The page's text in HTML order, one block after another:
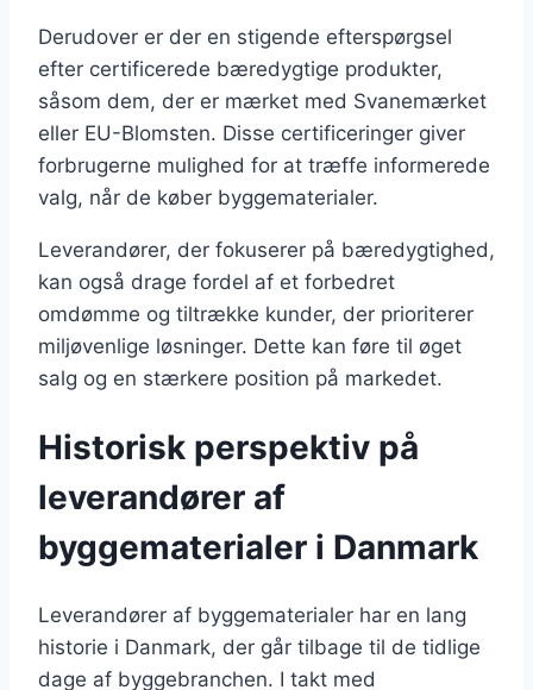
Derudover er der en stigende efterspørgsel
efter certificerede bæredygtige produkter,
såsom dem, der er mærket med Svanemærket
eller EU-Blomsten. Disse certificeringer giver
forbrugerne mulighed for at træffe informerede
valg, når de køber byggematerialer.
Leverandører, der fokuserer på bæredygtighed,
kan også drage fordel af et forbedret
omdømme og tiltrække kunder, der prioriterer
miljøvenlige løsninger. Dette kan føre til øget
salg og en stærkere position på markedet.
Historisk perspektiv på
leverandører af
byggematerialer i Danmark
Leverandører af byggematerialer har en lang
historie i Danmark, der går tilbage til de tidlige
dage af byggebranchen. I takt med